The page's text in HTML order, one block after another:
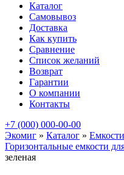
Каталог
Самовывоз
Доставка
Как купить
Сравнение
Список желаний
Возврат
Гарантии
О компании
Контакты
+7 (000) 000-00-00
Экомиг » Каталог » Емкости
Горизонтальные емкости
зеленая